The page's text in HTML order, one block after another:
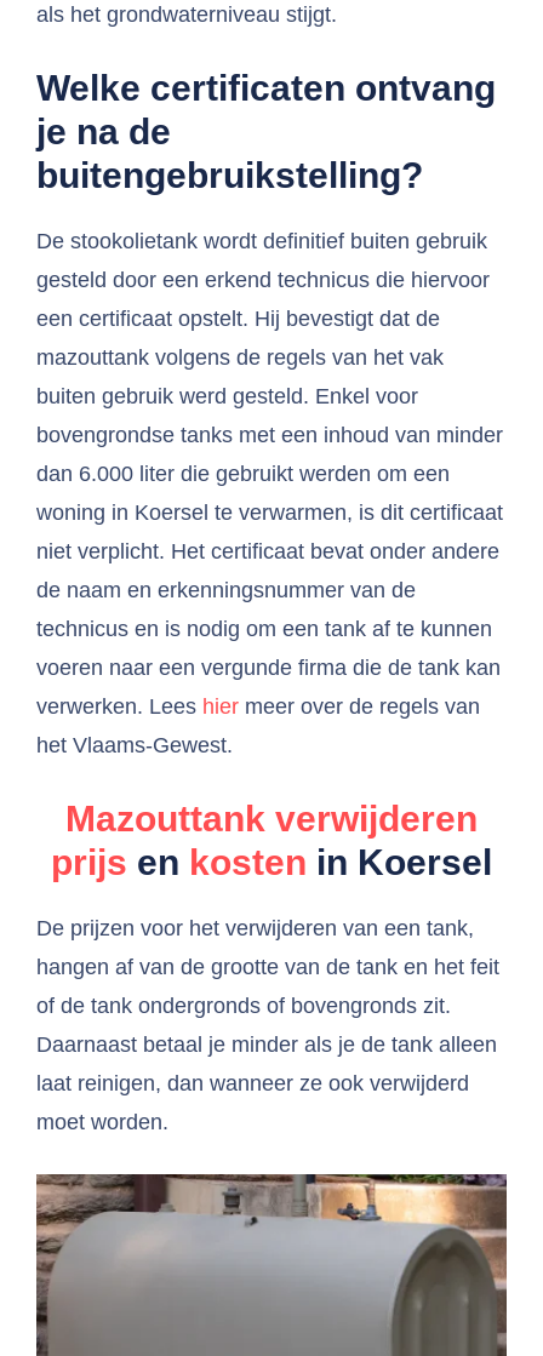
als het grondwaterniveau stijgt.
Welke certificaten ontvang
je na de
buitengebruikstelling?
De stookolietank wordt definitief buiten gebruik
gesteld door een erkend technicus die hiervoor
een certificaat opstelt. Hij bevestigt dat de
mazouttank volgens de regels van het vak
buiten gebruik werd gesteld. Enkel voor
bovengrondse tanks met een inhoud van minder
dan 6.000 liter die gebruikt werden om een
woning in Koersel te verwarmen, is dit certificaat
niet verplicht. Het certificaat bevat onder andere
de naam en erkenningsnummer van de
technicus en is nodig om een tank af te kunnen
voeren naar een vergunde firma die de tank kan
verwerken. Lees hier meer over de regels van
het Vlaams-Gewest.
Mazouttank verwijderen
prijs en kosten in Koersel
De prijzen voor het verwijderen van een tank,
hangen af van de grootte van de tank en het feit
of de tank ondergronds of bovengronds zit.
Daarnaast betaal je minder als je de tank alleen
laat reinigen, dan wanneer ze ook verwijderd
moet worden.